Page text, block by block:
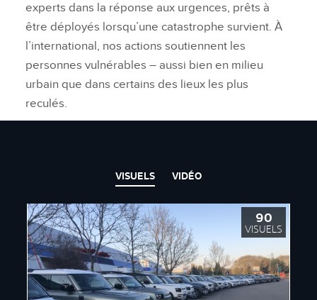
experts dans la réponse aux urgences, prêts à
être déployés lorsqu’une catastrophe survient. À
l’international, nos actions soutiennent les
personnes vulnérables – aussi bien en milieu
urbain que dans certains des lieux les plus
reculés.
VISUELS VIDÉO
90
VISUELS